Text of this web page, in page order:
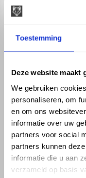
Toestemming
Deze website maakt
We gebruiken
personaliseren, om
en om ons
informatie over uw
partners voor social
partners kunnen
informatie die u aan
verzameld op basis
ASSORTIMENT
Hemelwaterafvoer
Drukleiding
phone_enabled +31 416 75 02 55
mail
check_circleDé bouwmarkt van
check_circle Direct uit grote
check_circleLevering in NL en BE